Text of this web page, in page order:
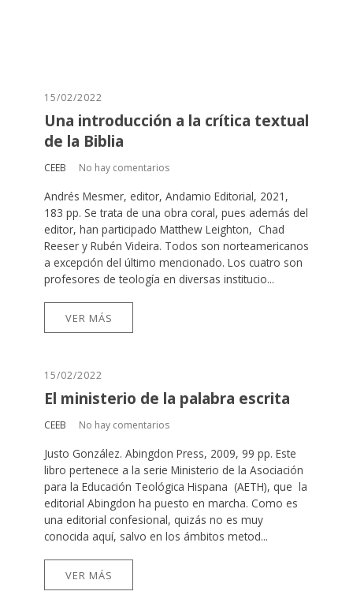
15/02/2022
Una introducción a la crítica textual
de la Biblia
CEEB No hay comentarios
Andrés Mesmer, editor, Andamio Editorial, 2021,
183 pp. Se trata de una obra coral, pues además del
editor, han participado Matthew Leighton, Chad
Reeser y Rubén Videira. Todos son norteamericanos
a excepción del último mencionado. Los cuatro son
profesores de teología en diversas institucio...
VER MÁS
15/02/2022
El ministerio de la palabra escrita
CEEB No hay comentarios
Justo González. Abingdon Press, 2009, 99 pp. Este
libro pertenece a la serie Ministerio de la Asociación
para la Educación Teológica Hispana (AETH), que la
editorial Abingdon ha puesto en marcha. Como es
una editorial confesional, quizás no es muy
conocida aquí, salvo en los ámbitos metod...
VER MÁS